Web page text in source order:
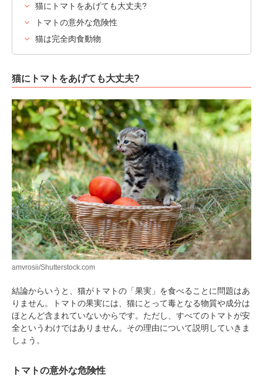
猫にトマトをあげても大丈夫?
トマトの意外な危険性
猫は完全肉食動物
猫にトマトをあげても大丈夫?
amvrosii/Shutterstock.com
結論からいうと、猫がトマトの「果実」を食べることに問題はあ
りません。トマトの果実には、猫にとって毒となる物質や成分は
ほとんど含まれていないからです。ただし、すべてのトマトが安
全というわけではありません。その理由について説明していきま
しょう。
トマトの意外な危険性